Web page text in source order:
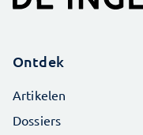
Ontdek
Artikelen
Dossiers